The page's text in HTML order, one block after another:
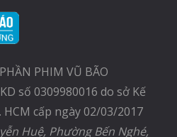
PHIM VŨ BÃO
số 0309980016 do sở Kế
cấp ngày 02/03/2017
Huệ, Phường Bến Nghé,